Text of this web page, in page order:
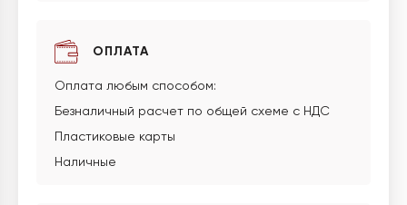
ОПЛАТА
Оплата любым способом:
Безналичный расчет по общей схеме с НДС
Пластиковые карты
Наличные